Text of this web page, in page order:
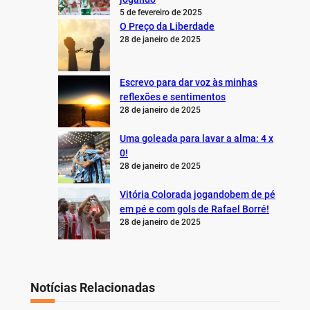
5 de fevereiro de 2025
O Preço da Liberdade
28 de janeiro de 2025
Escrevo para dar voz às minhas
reflexões e sentimentos
28 de janeiro de 2025
Uma goleada para lavar a alma: 4 x
0!
28 de janeiro de 2025
Vitória Colorada jogandobem de pé
em pé e com gols de Rafael Borré!
28 de janeiro de 2025
Notícias Relacionadas